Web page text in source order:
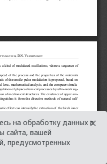
на обработку данных в
сайта, вашей
предусмотренных
×